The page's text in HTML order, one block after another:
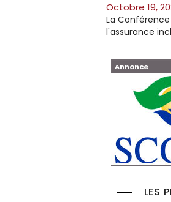
octobre 19,
La
l'assurance
Annonce
LES